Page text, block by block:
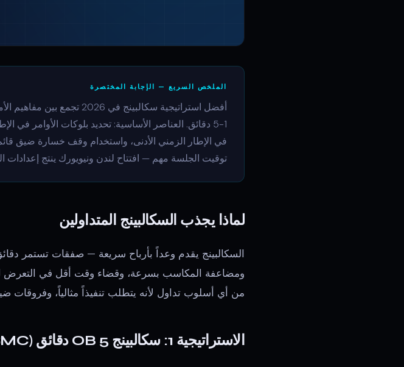
الملخص السريع — الإجابة المختصرة
أفضل استراتيجية سكالبينج
توقيت الجلسة مهم — افتتاح لندن ونيويورك ينتج إعدادات
لماذا يجذب السكالبينج المتداولين
ومضاعفة المكاسب بسرعة، وقضاء وقت أقل في التعرض
من أي أسلوب تداول لأنه يتطلب تنفيذاً مثالياً، وفروقات
الاستراتيجية 1: سكالبينج OB 5 دقائق (SMC)